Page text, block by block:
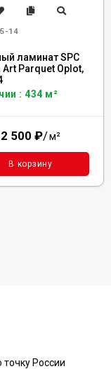
14
ламинат SPC
Art Parquet Oplot,
: 434 м²
2 500 ₽/м²
В корзину
России